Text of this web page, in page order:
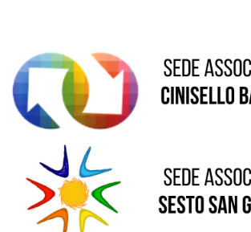
Sede di Sesto San Giovanni
Sede di Pioltello